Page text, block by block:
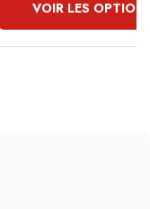
VOIR LES